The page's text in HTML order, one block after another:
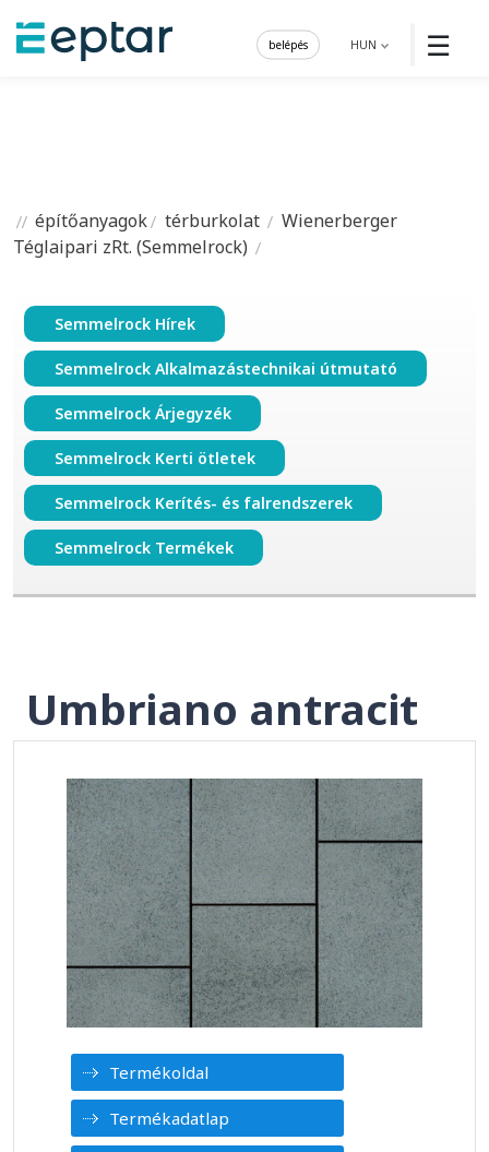
☰
HUN
belépés
építőanyagok térburkolat
Wienerberger
Téglaipari zRt. (Semmelrock)
Semmelrock Hírek
Semmelrock Alkalmazástechnikai útmutató
Semmelrock Árjegyzék
Semmelrock Kerti ötletek
Semmelrock Kerítés- és falrendszerek
Semmelrock Termékek
Umbriano antracit
Termékoldal
Termékadatlap